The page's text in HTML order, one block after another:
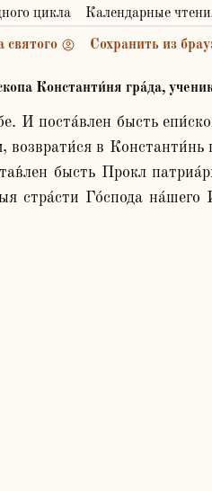
цикла Календарные
святого Сохранить из
Константи́ня гра́да,
в
бысть Прокл
стра́сти Го́спода